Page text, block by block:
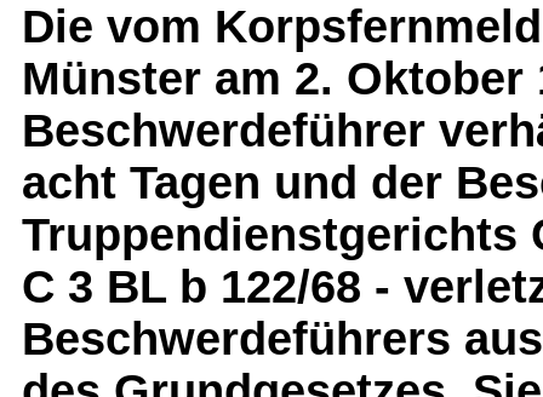
Die vom
Münster am 2. Oktober
Beschwerdeführer
acht Tagen und der
Truppendienstgerichts
C 3 BL b 122/68 -
Beschwerdeführers